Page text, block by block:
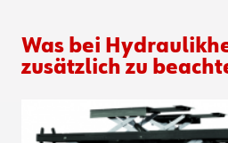
Was bei
zusätzlich zu